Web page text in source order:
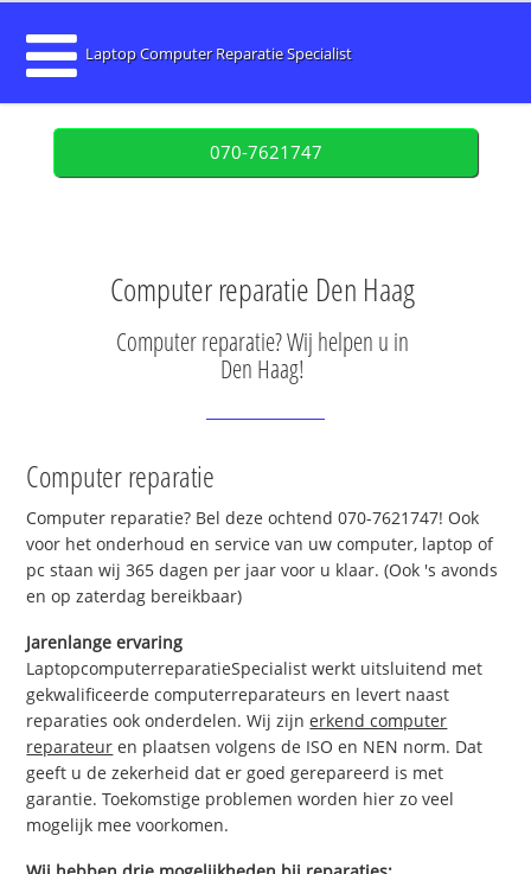
Laptop Computer Reparatie Specialist
070-7621747
Computer reparatie Den Haag
Computer reparatie? Wij helpen u in
Den Haag!
Computer reparatie
Computer reparatie? Bel deze ochtend 070-7621747! Ook
voor het onderhoud en service van uw computer, laptop of
pc staan wij 365 dagen per jaar voor u klaar. (Ook 's avonds
en op zaterdag bereikbaar)
Jarenlange ervaring
LaptopcomputerreparatieSpecialist werkt uitsluitend met
gekwalificeerde computerreparateurs en levert naast
reparaties ook onderdelen. Wij zijnerkend computer
reparateur en plaatsen volgens de ISO en NEN norm. Dat
geeft u de zekerheid dat er goed gerepareerd is met
garantie. Toekomstige problemen worden hier zo veel
mogelijk mee voorkomen.